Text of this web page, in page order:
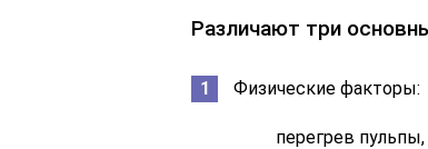
Различают три
Физические факторы:
перегрев